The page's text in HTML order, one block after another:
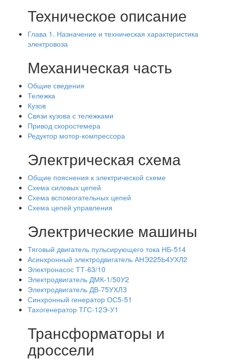
Техническое описание
Глава 1. Назначение и техническая характеристика
электровоза
Механическая часть
Общие сведения
Тележка
Кузов
Связи кузова с тележками
Привод скоростемера
Редуктор мотор-компрессора
Электрическая схема
Общие пояснения к электрической схеме
Схема силовых цепей
Схема вспомогательных цепей
Схема цепей управления
Электрические машины
Тяговый двигатель пульсирующего тока НБ-514
Асинхронный электродвигатель АНЭ225Ь4УХЛ2
Электронасос ТТ-63/10
Электродвигатель ДМК-1/50У2
Электродвигатель ДВ-75УХЛЗ
Синхронный генератор ОС5-51
Тахогенератор ТГС-12Э-У1
Трансформаторы и
дроссели